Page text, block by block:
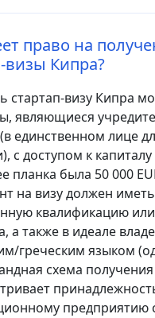
право на
визы Кипра?
стартап-визу Кипра
являющиеся
единственном лице
с доступом к капиталу
планка была 50 000
на визу должен иметь
квалификацию
а также в идеале
греческим языком
схема получения
предприятию